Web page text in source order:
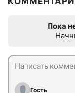
Пока
Гость